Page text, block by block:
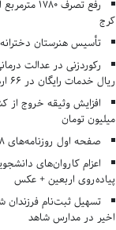
رفع تصرف
کرج
تأسیس هنرستان
ریال خدمات رایگان در ۶۶ اردوی جهادی سلامت
میلیون تومان
صفحه اول روزنامه‌های 8 مرداد 1405
اعزام کاروان‌های
پیاده‌روی اربعین + عکس
تسهیل ثبت‌نام
اخیر در مدارس شاهد